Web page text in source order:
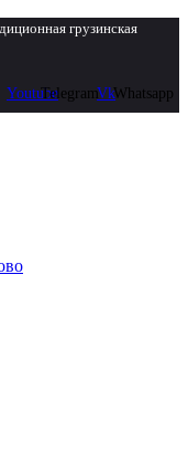
грузинская
YoutubeTelegramVkWhatsapp